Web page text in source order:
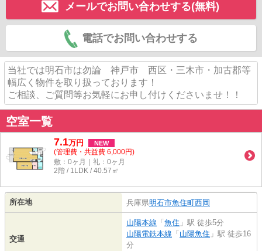
メールでお問い合わせする(無料)
電話でお問い合わせする
当社では明石市は勿論 神戸市 西区・三木市・加古郡等
幅広く物件を取り扱っております！
ご相談、ご質問等お気軽にお申し付けくださいませ！！
空室一覧
7.1万円 NEW
(管理費・共益費 6,000円)
敷：0ヶ月｜礼：0ヶ月
2階 / 1LDK / 40.57㎡
所在地 兵庫県明石市魚住町西岡
交通
山陽本線 「 魚住 」駅 徒歩5分
山陽電鉄本線 「 山陽魚住 」駅 徒歩16
分